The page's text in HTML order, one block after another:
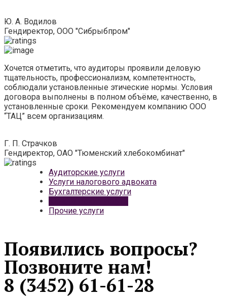
Ю. А. Водилов
Гендиректор, ООО "Сибрыбпром"
Хочется отметить, что аудиторы проявили деловую
тщательность, профессионализм, компетентность,
соблюдали установленные этические нормы. Условия
договора выполнены в полном объёме, качественно, в
установленные сроки. Рекомендуем компанию ООО
“ТАЦ” всем организациям.
Г. П. Страчков
Гендиректор, ОАО "Тюменский хлебокомбинат"
Аудиторские услуги
Услуги налогового адвоката
Бухгалтерские услуги
Прочие услуги
Появились вопросы?
Позвоните нам!
8 (3452) 61-61-28